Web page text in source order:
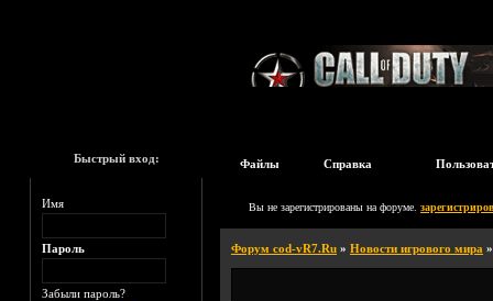
Быстрый вход:
Имя
Пароль
Забыли пароль?
Файлы Справка
Вы не зарегистрированы на форуме.
Форум cod-vR7.Ru » Новости игрового мира